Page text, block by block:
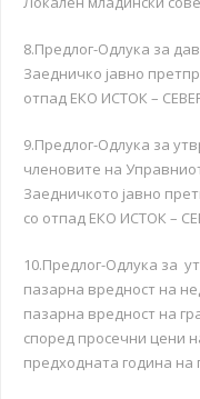
8.Предлог-Одлука за
Заедничко јавно
отпад ЕКО ИСТОК –
9.Предлог-Одлука за
членовите на
Заедничкото јавно
со отпад ЕКО ИСТОК –
10.Предлог-Одлука за
пазарна вредност на
пазарна вредност на
според просечни цени
предходната година